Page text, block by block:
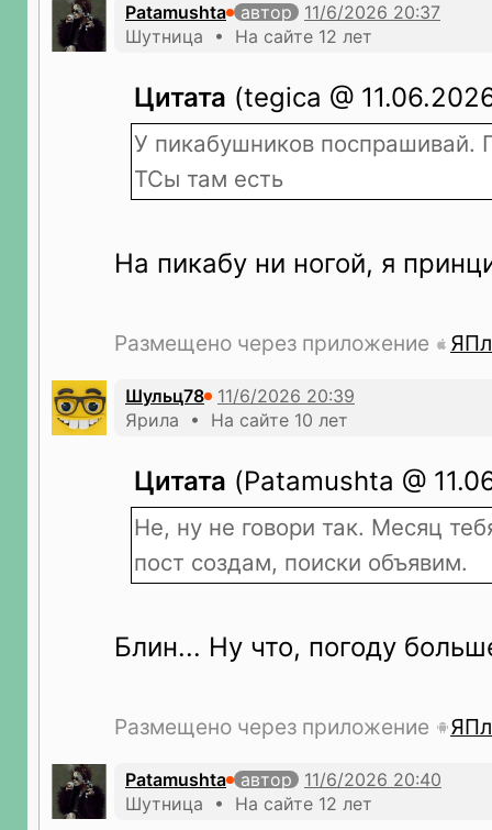
Patamushta
автор
Шутница • На сайте 12 лет
Цитата (tegica @
У пикабушников поспрашивай.
ТСы там есть
На пикабу ни ногой, я
Размещено через приложение
Шульц78
Ярила • На сайте 10 лет
Цитата (Patamushta @
Не, ну не говори так. Месяц
пост создам, поиски объявим.
Блин... Ну что, погоду
Размещено через приложение
Patamushta
автор
Шутница • На сайте 12 лет